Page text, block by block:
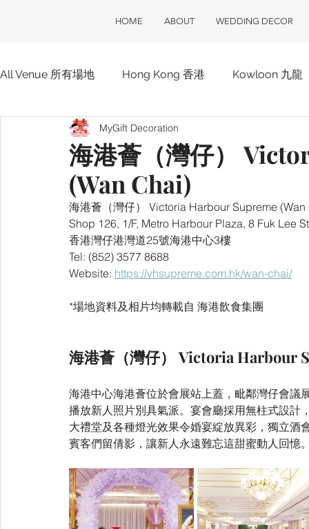
HOME ABOUT WEDDING DECOR
All Venue 所有場地 Hong Kong 香港 Kowloon 九龍
Hotel 酒店 ClubOne 會所一號
海港薈（灣仔）
(Wan Chai)
MyGift Decoration
海港薈（灣仔） Victoria Harbour Supreme (Wan
Shop 126, 1/F, Metro Harbour Plaza, 8 Fuk Lee
香港灣仔港灣道25號海港中心3樓
Tel: (852) 3577 8688
Website: https://vhsupreme.com.hk/wan-chai/
*場地資料及相片均轉載自 海港飲食集團
海港薈（灣仔） Victoria Harbour
海港中心海港薈位於會展站上蓋，毗鄰灣仔會議
播放新人照片別具氣派。宴會廳採用無柱式設計
大禮堂及各種燈光效果令婚宴綻放異彩，獨立酒
賓客們留倩影，讓新人永遠難忘這甜蜜動人回憶